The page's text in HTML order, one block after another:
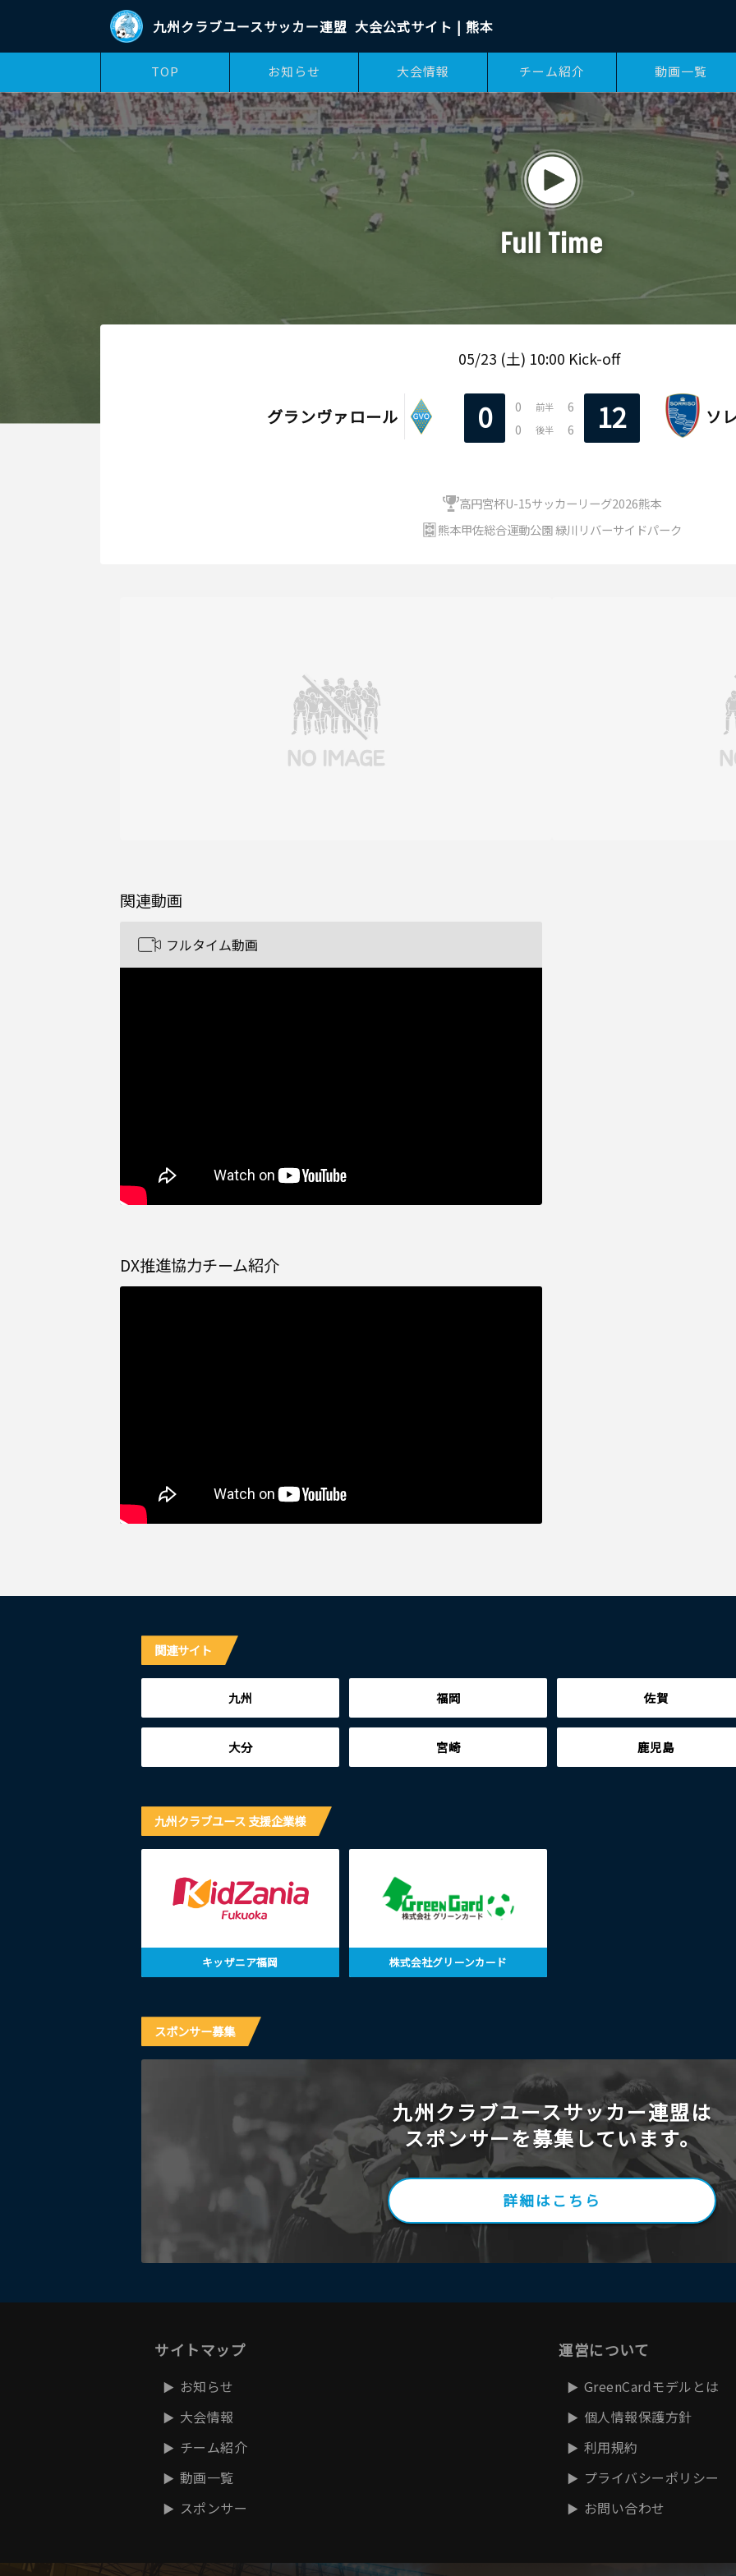
九州クラブユースサッカー連盟 大会公式サイト | 熊本
TOP お知らせ 大会情報 チーム紹介 動画一覧
05/23 (土) 10:00 Kick-off
グランヴァロール 0 0 前半
6
0
後半 6 12 ソ
高円宮杯U-15サッカーリーグ2026熊本
熊本甲佐総合運動公園 緑川リバーサイドパーク
関連動画
フルタイム動画
DX推進協力チーム紹介
関連サイト
九州 福岡 佐賀
大分 宮崎 鹿児島
九州クラブユース 支援企業様
キッザニア福岡 株式会社グリーンカード
スポンサー募集
九州クラブユースサッカー連盟は
スポンサーを募集しています。
詳細はこちら
サイトマップ
お知らせ
大会情報
チーム紹介
動画一覧
スポンサー
運営について
GreenCardモデルとは
個人情報保護方針
利用規約
プライバシーポリシー
お問い合わせ